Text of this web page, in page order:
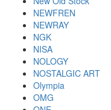
NEWFREN
NEWRAY
NGK
NISA
NOLOGY
NOSTALGIC ART
Olympia
OMG